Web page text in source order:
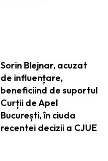
Sorin Blejnar, acuzat
de influențare,
beneficiind de suportul
Curții de Apel
București, în ciuda
recentei decizii a CJUE